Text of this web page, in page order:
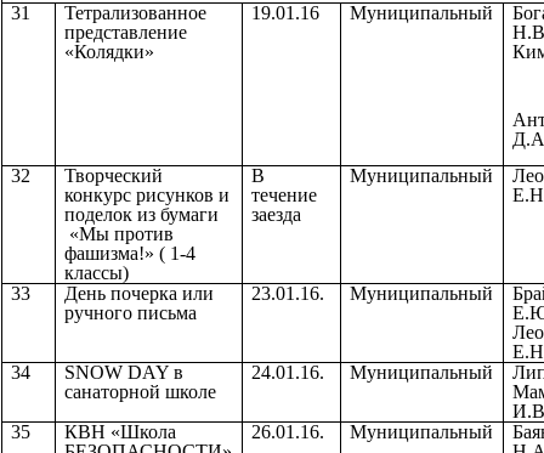
31
Тетрализованное
представление
«Колядки»
19.01.16 Муниципальный
32
Творческий
конкурс рисунков и
поделок из бумаги
«Мы против
фашизма!» ( 1-4
классы)
В
течение
заезда
Муниципальный
33
День почерка или
ручного письма
23.01.16. Муниципальный
34
SNOW DAY в
санаторной школе
24.01.16. Муниципальный
35
КВН «Школа
26.01.16. Муниципальный